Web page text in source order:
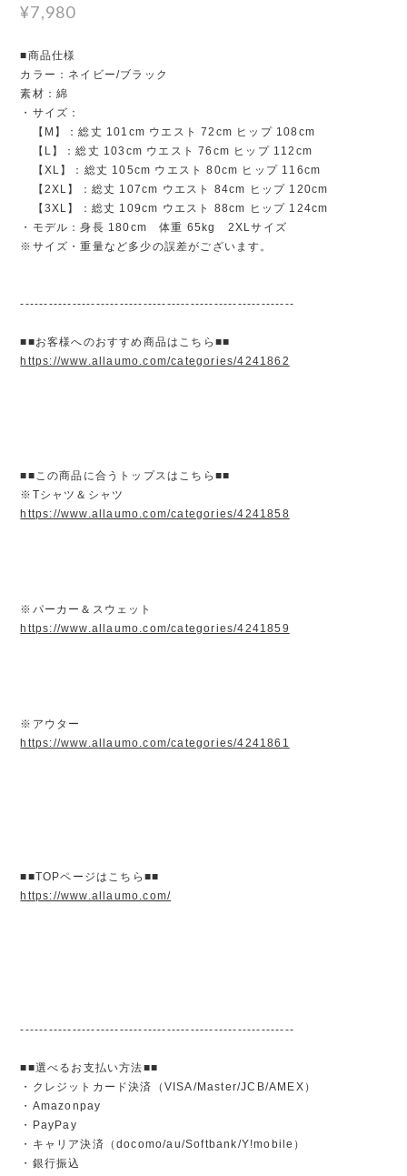
¥7,980
■商品仕様
カラー：ネイビー/ブラック
素材：綿
・サイズ：
【M】：総丈 101cm ウエスト 72cm ヒップ 108cm
【L】：総丈 103cm ウエスト 76cm ヒップ 112cm
【XL】：総丈 105cm ウエスト 80cm ヒップ 116cm
【2XL】：総丈 107cm ウエスト 84cm ヒップ 120cm
【3XL】：総丈 109cm ウエスト 88cm ヒップ 124cm
・モデル：身長 180cm 体重 65kg 2XLサイズ
※サイズ・重量など多少の誤差がございます。
----------------------------------------------------------
■■お客様へのおすすめ商品はこちら■■
https://www.allaumo.com/categories/4241862
■■この商品に合うトップスはこちら■■
※Tシャツ＆シャツ
https://www.allaumo.com/categories/4241858
※パーカー＆スウェット
https://www.allaumo.com/categories/4241859
※アウター
https://www.allaumo.com/categories/4241861
■■TOPページはこちら■■
https://www.allaumo.com/
----------------------------------------------------------
■■選べるお支払い方法■■
・クレジットカード決済（VISA/Master/JCB/AMEX）
・Amazonpay
・PayPay
・キャリア決済（docomo/au/Softbank/Y!mobile）
・銀行振込